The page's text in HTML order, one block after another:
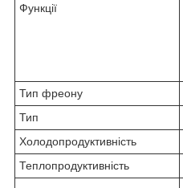
Функції
Тип фреону
Тип
Холодопродуктивність
Теплопродуктивність